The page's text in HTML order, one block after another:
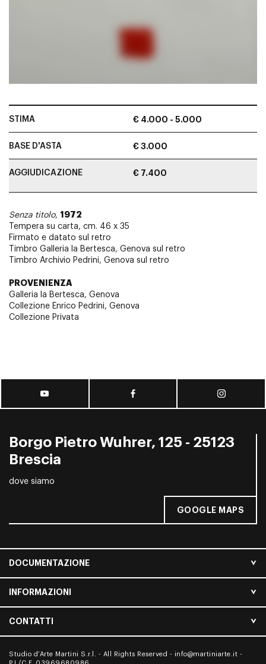
STIMA € 4.000 - 5.000
BASE D'ASTA € 3.000
AGGIUDICAZIONE € 7.400
Senza titolo, 1972
Tempera su carta, cm. 46 x 35
Firmato e datato sul retro
Timbro Galleria la Bertesca, Genova sul retro
Timbro Archivio Pedrini, Genova sul retro
PROVENIENZA
Galleria la Bertesca, Genova
Collezione Enrico Pedrini, Genova
Collezione Privata
Borgo Pietro Wuhrer, 125 - 25123
Brescia
dove siamo
GOOGLE MAPS
DOCUMENTAZIONE
INFORMAZIONI
CONTATTI
Studio d’Arte Martini S.r.l. - All Rights Reserved - info@martiniarte.it -